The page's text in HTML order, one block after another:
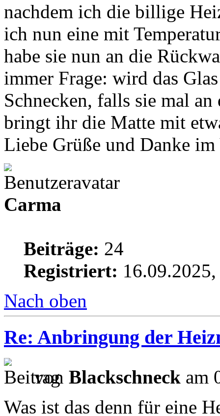
nachdem ich die billige
ich nun eine mit
habe sie nun an die
immer Frage: wird das
Schnecken, falls sie mal
bringt ihr die Matte mit
Liebe Grüße und Danke im
Carma
Beiträge: 24
Registriert:
Nach oben
Re: Anbringung der
von Blackschneck am
Was ist das denn für eine